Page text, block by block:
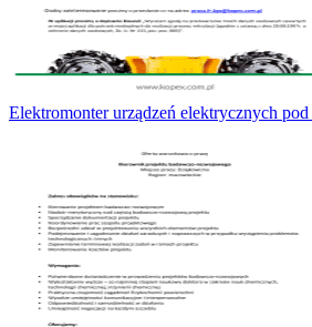
Elektromonter urządzeń elektrycznych pod